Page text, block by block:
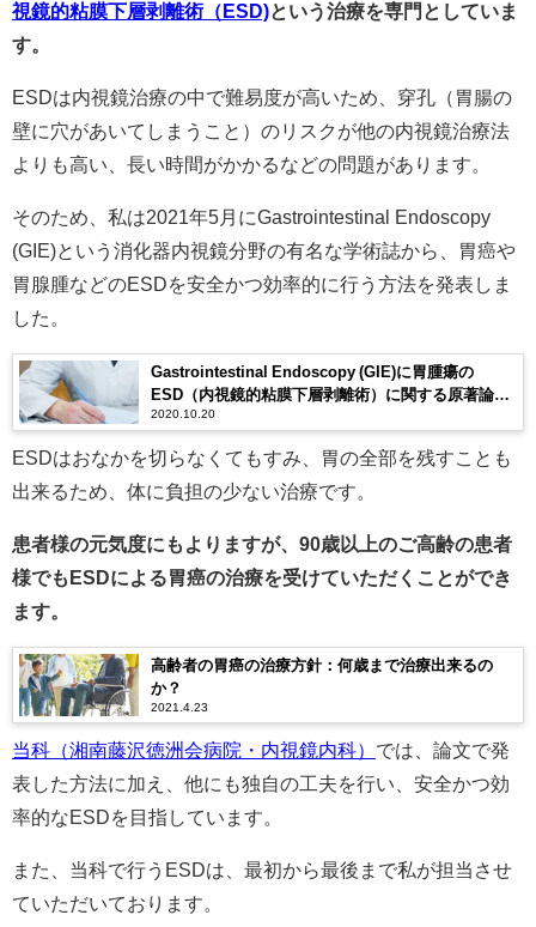
視鏡的粘膜下層剥離術（ESD)という治療を専門としていま
す。
ESDは内視鏡治療の中で難易度が高いため、穿孔（胃腸の
壁に穴があいてしまうこと）のリスクが他の内視鏡治療法
よりも高い、長い時間がかかるなどの問題があります。
そのため、私は2021年5月にGastrointestinal Endoscopy
(GIE)という消化器内視鏡分野の有名な学術誌から、胃癌や
胃腺腫などのESDを安全かつ効率的に行う方法を発表しま
した。
Gastrointestinal Endoscopy (GIE)に胃腫瘍の
ESD（内視鏡的粘膜下層剥離術）に関する原著論文
がアクセプトされました。
2020.10.20
ESDはおなかを切らなくてもすみ、胃の全部を残すことも
出来るため、体に負担の少ない治療です。
患者様の元気度にもよりますが、90歳以上のご高齢の患者
様でもESDによる胃癌の治療を受けていただくことができ
ます。
高齢者の胃癌の治療方針：何歳まで治療出来るの
か？
2021.4.23
当科（湘南藤沢徳洲会病院・内視鏡内科） では、論文で発
表した方法に加え、他にも独自の工夫を行い、安全かつ効
率的なESDを目指しています。
また、当科で行うESDは、最初から最後まで私が担当させ
ていただいております。